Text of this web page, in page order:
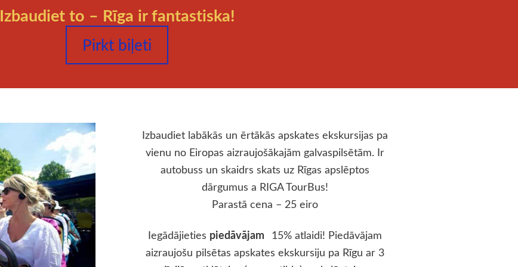
Izbaudiet to – Rīga ir fantastiska!
Pirkt biļeti
Izbaudiet labākās un ērtākās apskates ekskursijas pa
vienu no Eiropas aizraujošākajām galvaspilsētām. Ir
autobuss un skaidrs skats uz Rīgas apslēptos
dārgumus a RIGA TourBus!
Parastā cena – 25 eiro
Iegādājieties piedāvājam 15% atlaidi! Piedāvājam
aizraujošu pilsētas apskates ekskursiju pa Rīgu ar 3